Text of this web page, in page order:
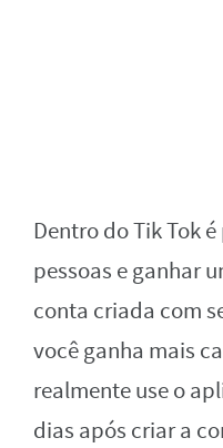
Dentro do Tik Tok
pessoas e ganhar
conta criada com
você ganha mais
realmente use o
dias após criar a